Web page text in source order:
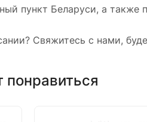
пункт Беларуси, а также
Свяжитесь с нами,